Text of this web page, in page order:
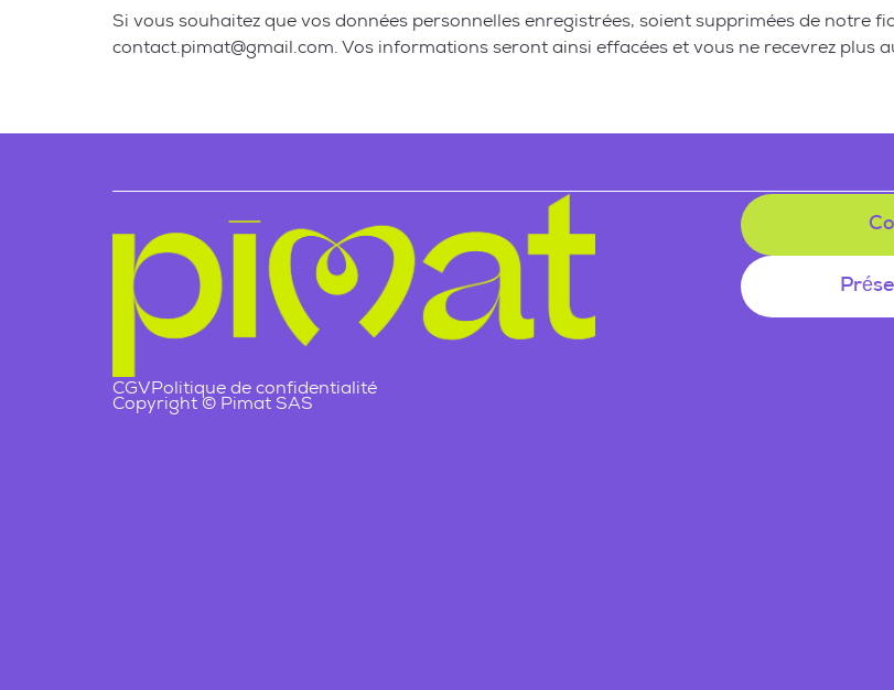
Si vous souhaitez que vos données personnelles enregistrées, soient supprimées de notre
contact.pimat@gmail.com. Vos informations seront ainsi effacées et vous ne recevrez plus
CGVPolitique de confidentialité
Copyright © Pimat SAS